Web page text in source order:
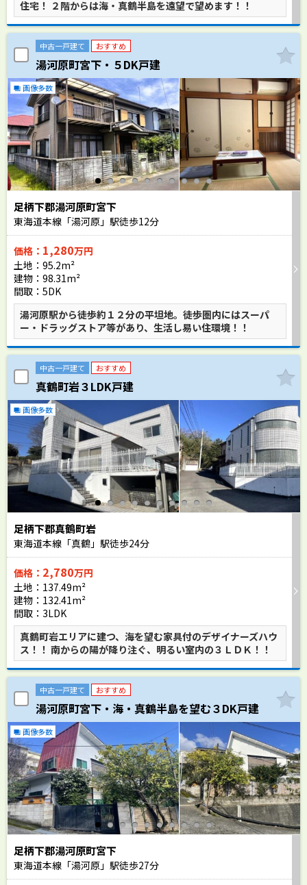
住宅！ ２階からは海・真鶴半島を遠望で望めます！！
中古一戸建て おすすめ
湯河原町宮下・５DK戸建
画像多数
足柄下郡湯河原町宮下
東海道本線「湯河原」駅徒歩12分
価格： 1,280万円
土地：95.2m²
建物：98.31m²
間取：5DK
湯河原駅から徒歩約１２分の平坦地。徒歩圏内にはスーパ
ー・ドラッグストア等があり、生活し易い住環境！！
中古一戸建て おすすめ
真鶴町岩３LDK戸建
画像多数
足柄下郡真鶴町岩
東海道本線「真鶴」駅徒歩24分
価格： 2,780万円
土地：137.49m²
建物：132.41m²
間取：3LDK
真鶴町岩エリアに建つ、海を望む家具付のデザイナーズハウ
ス！！ 南からの陽が降り注ぐ、明るい室内の３ＬＤＫ！！
中古一戸建て おすすめ
湯河原町宮下・海・真鶴半島を望む３DK戸建
画像多数
足柄下郡湯河原町宮下
東海道本線「湯河原」駅徒歩27分